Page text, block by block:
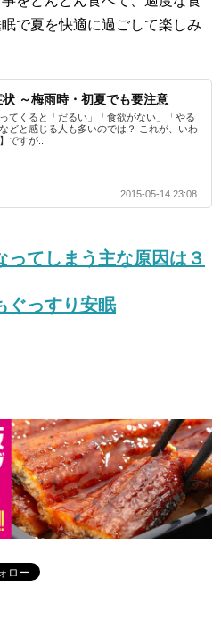
で夏を快適に過ごして楽しみ
～梅雨時・初夏でも要注意
てくると「だるい」「食欲がない」「やる
どと感じる人も多いのでは？ これが、いわ
ですが...
2015-05-14 23:08
ってしまう主な原因は３
ぐっすり安眠